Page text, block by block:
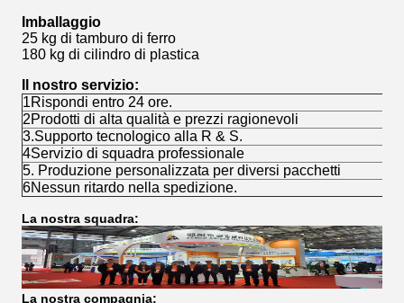
Imballaggio
25 kg di tamburo di ferro
180 kg di cilindro di plastica
Il nostro servizio:
1Rispondi entro 24 ore.
2Prodotti di alta qualità e prezzi ragionevoli
3.Supporto tecnologico alla R & S.
4Servizio di squadra professionale
5. Produzione personalizzata per diversi pacchetti
6Nessun ritardo nella spedizione.
La nostra squadra:
La nostra compagnia: